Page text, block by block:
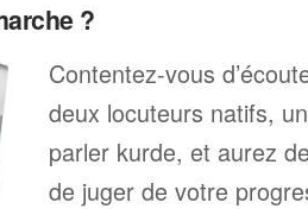
?
Contentez-vous
deux locuteurs natifs,
parler kurde, et aurez
de juger de votre